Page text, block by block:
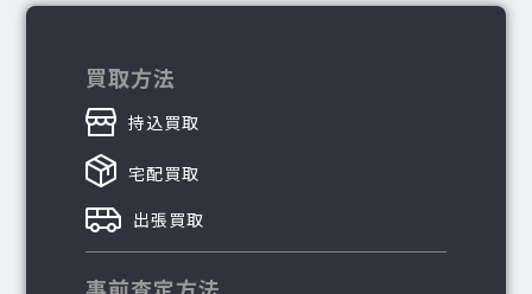
買取方法
持込買取
宅配買取
出張買取